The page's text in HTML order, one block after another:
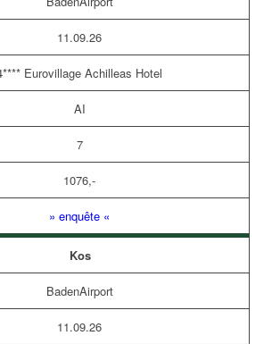
11.09.26
Eurovillage Achilleas Hotel
AI
7
1076,-
» enquête «
Kos
BadenAirport
11.09.26